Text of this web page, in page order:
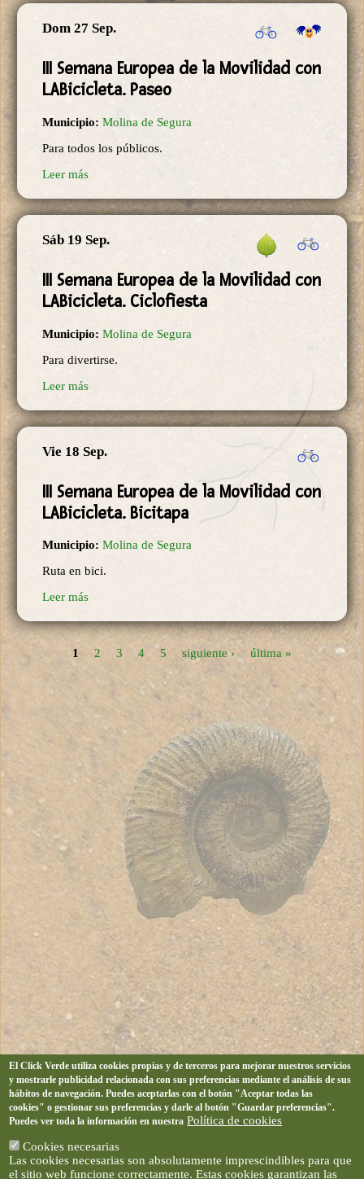
Dom 27 Sep.
III Semana Europea de la Movilidad con
LABicicleta. Paseo
Municipio: Molina de Segura
Para todos los públicos.
Leer más
Sáb 19 Sep.
III Semana Europea de la Movilidad con
LABicicleta. Ciclofiesta
Municipio: Molina de Segura
Para divertirse.
Leer más
Vie 18 Sep.
III Semana Europea de la Movilidad con
LABicicleta. Bicitapa
Municipio: Molina de Segura
Ruta en bici.
Leer más
Páginas
1 2 3 4 5 siguiente › última »
El Click Verde utiliza cookies propias y de terceros para mejorar nuestros servicios
y mostrarle publicidad relacionada con sus preferencias mediante el análisis de sus
hábitos de navegación. Puedes aceptarlas con el botón "Aceptar todas las
cookies" o gestionar sus preferencias y darle al botón "Guardar preferencias".
Puedes ver toda la información en nuestra Política de cookies
Cookies necesarias
Las cookies necesarias son absolutamente imprescindibles para que
el sitio web funcione correctamente. Estas cookies garantizan las